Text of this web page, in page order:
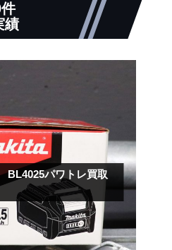
件
績
パワトレ買取